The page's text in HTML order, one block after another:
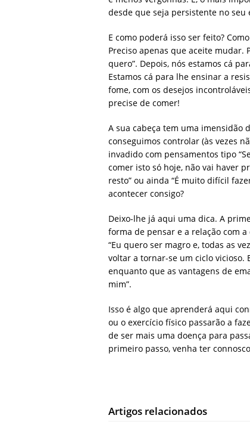
desde que seja persistente no
E como poderá isso ser feito?
Preciso apenas que aceite mudar.
quero”. Depois, nós estamos cá
Estamos cá para lhe ensinar a
fome, com os desejos
precise de comer!
A sua cabeça tem uma imensidão
conseguimos controlar (às vezes
invadido com pensamentos tipo
comer isto só hoje, não vai haver
resto” ou ainda “É muito difícil
acontecer consigo?
Deixo-lhe já aqui uma dica. A
forma de pensar e a relação com
“Eu quero ser magro e, todas as
voltar a tornar-se um ciclo vicioso.
enquanto que as vantagens de
mim”.
Isso é algo que aprenderá aqui
ou o exercício físico passarão a
de ser mais uma doença para
primeiro passo, venha ter
Artigos relacionados